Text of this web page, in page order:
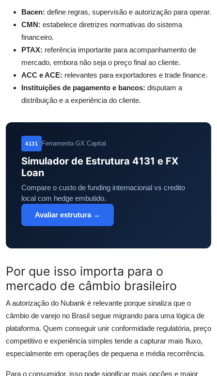
Bacen: define regras, supervisão e autorização para operar.
CMN: estabelece diretrizes normativas do sistema
financeiro.
PTAX: referência importante para acompanhamento de
mercado, embora não seja o preço final ao cliente.
ACC e ACE: relevantes para exportadores e trade finance.
Instituições de pagamento e bancos: disputam a
distribuição e a experiência do cliente.
4131 Ferramenta GX Capital
Simulador de Estrutura 4131 e FX
Loan
Compare o custo de funding internacional vs credito
local com hedge embutido.
Avaliar estrutura →
Por que isso importa para o
mercado de câmbio brasileiro
A autorização do Nubank é relevante porque sinaliza que o
câmbio de varejo no Brasil segue migrando para uma lógica de
plataforma. Quem conseguir unir conformidade regulatória, preço
competitivo e experiência simples tende a capturar mais fluxo,
especialmente em operações de pequena e média recorrência.
Para o consumidor, isso pode significar mais opções e maior